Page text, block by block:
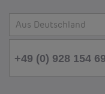
Aus Deutschland
+49 (0) 928 154